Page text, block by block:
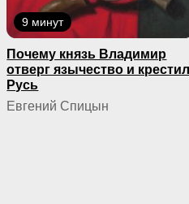
9 минут
Почему князь Владимир
отверг язычество и крестил
Русь
Евгений Спицын